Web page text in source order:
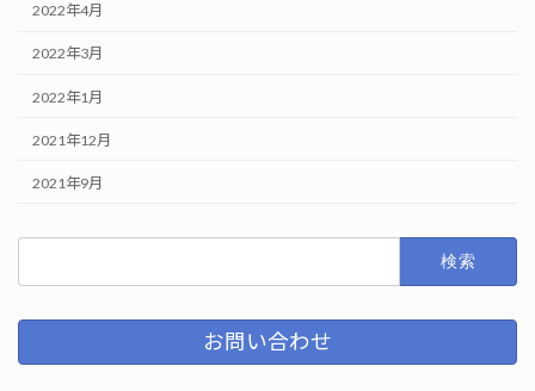
2022年4月
2022年3月
2022年1月
2021年12月
2021年9月
お問い合わせ